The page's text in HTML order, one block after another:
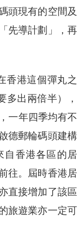
頭現有的空間及
先導計劃」，再
香港這個彈丸之
多出兩倍半），
一年四季均有不
德郵輪碼頭建構
自香港各區的居
往。屆時香港居
直接增加了該區
旅遊業亦一定可